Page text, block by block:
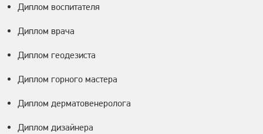
Диплом воспитателя
Диплом врача
Диплом геодезиста
Диплом горного мастера
Диплом дерматовенеролога
Диплом дизайнера